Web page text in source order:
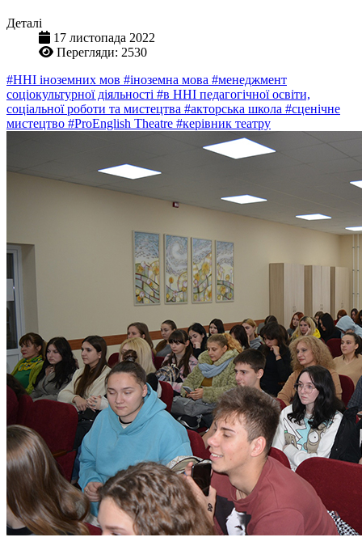
Деталі
17 листопада 2022
Перегляди: 2530
#ННІ іноземних мов #іноземна мова #менеджмент
соціокультурної діяльності #в ННІ педагогічної освіти,
соціальної роботи та мистецтва #акторська школа #сценічне
мистецтво #ProEnglish Theatre #керівник театру